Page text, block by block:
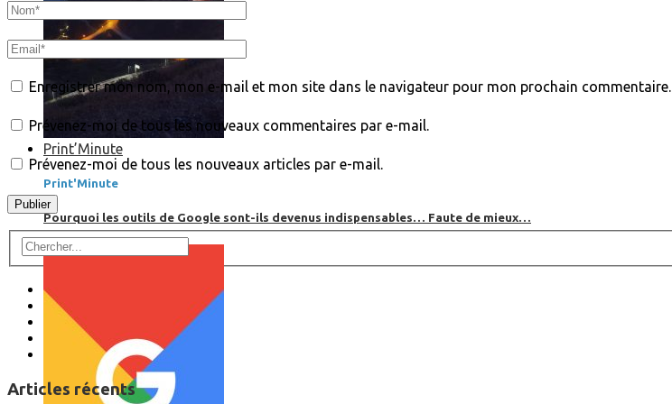
Print’Minute
Print'Minute
Pourquoi les outils de Google sont-ils devenus indispensables… Faute de mieux…
Enregistrer mon nom, mon e-mail et mon site dans le navigateur pour mon prochain commentaire.
Prévenez-moi de tous les nouveaux commentaires par e-mail.
Prévenez-moi de tous les nouveaux articles par e-mail.
Articles récents